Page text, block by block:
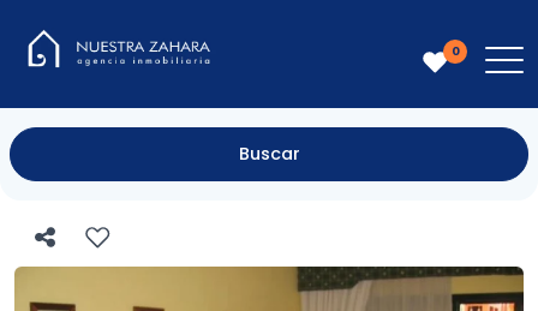
0
Buscar